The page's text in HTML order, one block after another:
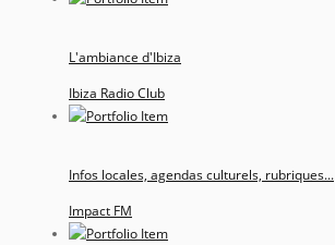
L'ambiance d'Ibiza
Ibiza Radio Club
Infos locales, agendas culturels, rubriques...
Impact FM